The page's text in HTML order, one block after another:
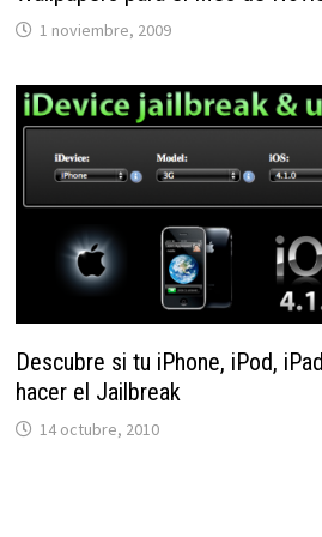
1 noviembre, 2009
Descubre si tu iPhone, iPod,
hacer el Jailbreak
14 octubre, 2010